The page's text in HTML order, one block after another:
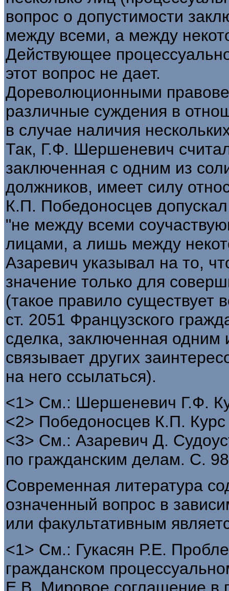
вопрос о допустимости
между всеми, а между
Действующее
этот вопрос не дает.
Дореволюционными
различные суждения в
в случае наличия
Так, Г.Ф. Шершеневич
заключенная с одним из
должников, имеет силу
К.П. Победоносцев
"не между всеми
лицами, а лишь между
Азаревич указывал на то,
значение только для
(такое правило существует
ст. 2051 Французского
сделка, заключенная одним
связывает других
на него ссылаться).
<1> См.: Шершеневич Г.Ф.
<2> Победоносцев К.П.
<3> См.: Азаревич Д.
по гражданским делам. С.
Современная литература
означенный вопрос в
или факультативным
<1> См.: Гукасян Р.Е.
гражданском
Е.В. Мировое соглашение в